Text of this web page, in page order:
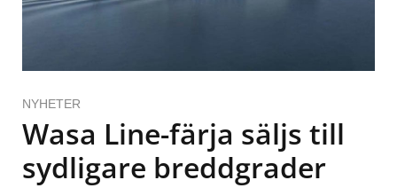
NYHETER
Wasa Line-färja säljs till
sydligare breddgrader